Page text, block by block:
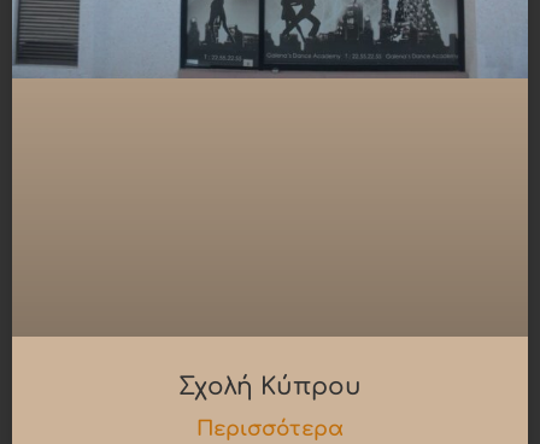
Σχολή Κύπρου
Περισσότερα